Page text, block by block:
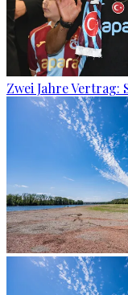
Zwei Jahre Vertrag: